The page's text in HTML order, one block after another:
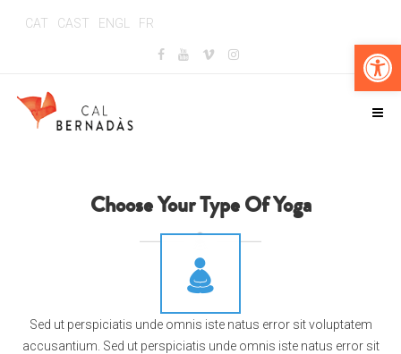
CAT CAST ENGL FR
Choose Your Type Of Yoga
Bikram
Sed ut perspiciatis unde omnis iste natus error sit voluptatem
accusantium. Sed ut perspiciatis unde omnis iste natus error sit